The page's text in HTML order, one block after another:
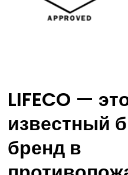
LIFECO —
известный
бренд в